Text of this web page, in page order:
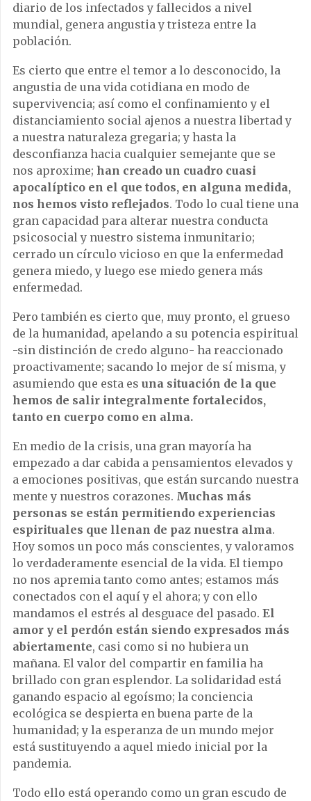
diario de los infectados y fallecidos a nivel
mundial, genera angustia y tristeza entre la
población.
Es cierto que entre el temor a lo desconocido, la
angustia de una vida cotidiana en modo de
supervivencia; así como el confinamiento y el
distanciamiento social ajenos a nuestra libertad y
a nuestra naturaleza gregaria; y hasta la
desconfianza hacia cualquier semejante que se
nos aproxime; han creado un cuadro cuasi
apocalíptico en el que todos, en alguna medida,
nos hemos visto reflejados. Todo lo cual tiene una
gran capacidad para alterar nuestra conducta
psicosocial y nuestro sistema inmunitario;
cerrado un círculo vicioso en que la enfermedad
genera miedo, y luego ese miedo genera más
enfermedad.
Pero también es cierto que, muy pronto, el grueso
de la humanidad, apelando a su potencia espiritual
-sin distinción de credo alguno- ha reaccionado
proactivamente; sacando lo mejor de sí misma, y
asumiendo que esta es una situación de la que
hemos de salir integralmente fortalecidos,
tanto en cuerpo como en alma.
En medio de la crisis, una gran mayoría ha
empezado a dar cabida a pensamientos elevados y
a emociones positivas, que están surcando nuestra
mente y nuestros corazones. Muchas más
personas se están permitiendo experiencias
espirituales que llenan de paz nuestra alma.
Hoy somos un poco más conscientes, y valoramos
lo verdaderamente esencial de la vida. El tiempo
no nos apremia tanto como antes; estamos más
conectados con el aquí y el ahora; y con ello
mandamos el estrés al desguace del pasado. El
amor y el perdón están siendo expresados más
abiertamente, casi como si no hubiera un
mañana. El valor del compartir en familia ha
brillado con gran esplendor. La solidaridad está
ganando espacio al egoísmo; la conciencia
ecológica se despierta en buena parte de la
humanidad; y la esperanza de un mundo mejor
está sustituyendo a aquel miedo inicial por la
pandemia.
Todo ello está operando como un gran escudo de